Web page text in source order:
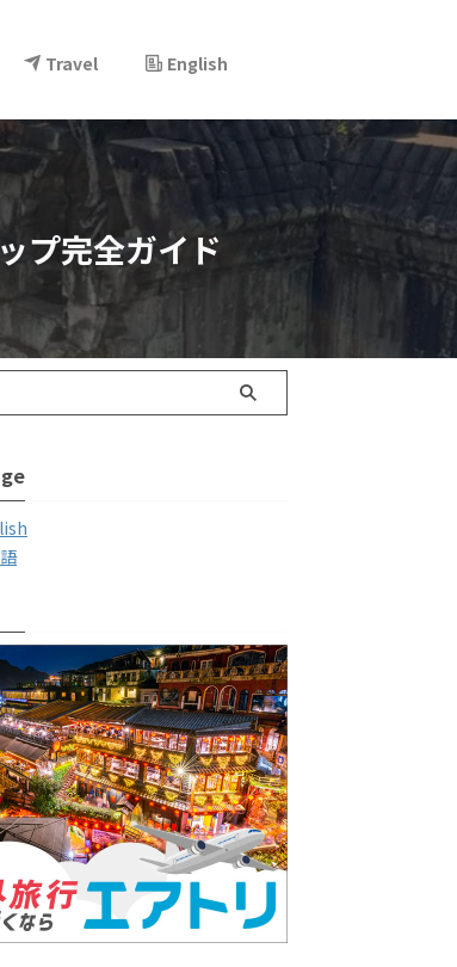
Travel English
プ完全ガイド